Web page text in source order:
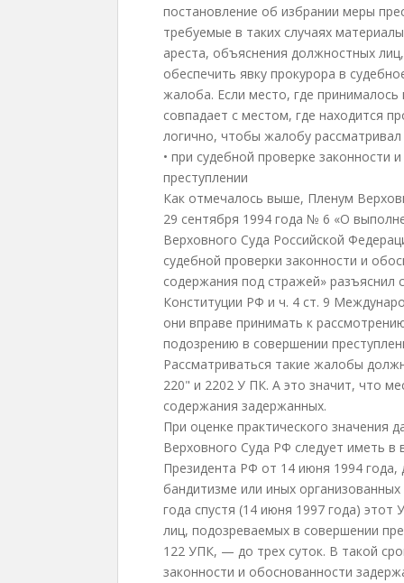
постановление об избрании меры
требуемые в таких случаях
ареста, объяснения должностных
обеспечить явку прокурора в
жалоба. Если место, где
совпадает с местом, где находится
логично, чтобы жалобу
• при судебной проверке
преступлении
Как отмечалось выше, Пленум
29 сентября 1994 года № 6 «О
Верховного Суда Российской
судебной проверки законности и
содержания под стражей» разъяснил
Конституции РФ и ч. 4 ст. 9
они вправе принимать к
подозрению в совершении
Рассматриваться такие жалобы
220" и 2202 У ПК. А это значит, что
содержания задержанных.
При оценке практического значения
Верховного Суда РФ следует иметь в
Президента РФ от 14 июня 1994
бандитизме или иных
года спустя (14 июня 1997 года)
лиц, подозреваемых в совершении
122 УПК, — до трех суток. В такой
законности и обоснованности